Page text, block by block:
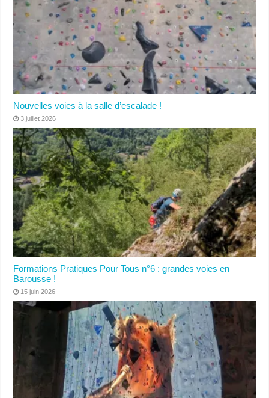
Nouvelles voies à la salle d’escalade !
3 juillet 2026
Formations Pratiques Pour Tous n°6 : grandes voies en
Barousse !
15 juin 2026